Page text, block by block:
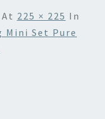
At 225 × 225 In
Mini Set Pure